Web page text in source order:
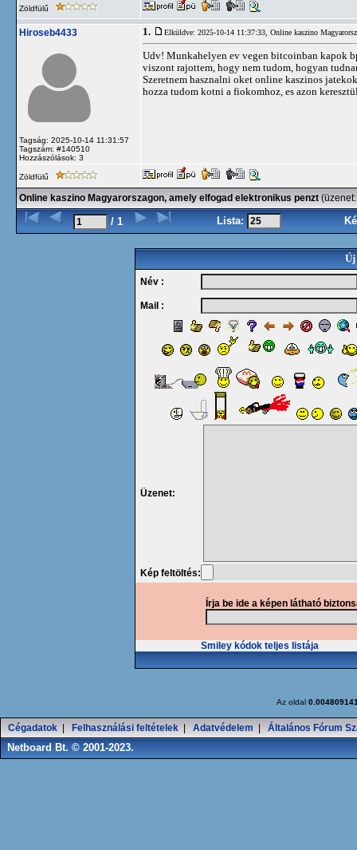
Zöldfülű
Hiroseb4433
Tagság: 2025-10-14 11:31:57
Tagszám: #140510
Hozzászólások: 3
1. Elküldve: 2025-10-14 11:37:33, Online kaszino
Udv! Munkahelyen ev vegen bitcoinban kapok
viszont rajottem, hogy nem tudom, hogyan
Szeretnem hasznalni oket online kaszinos
hozza tudom kotni a fiokomhoz, es azon
Zöldfülű
Online kaszino Magyarorszagon, amely elfogad elektronikus penzt
/ 1 Lista:
Új
Név :
Mail :
Üzenet:
Kép feltöltés:
Írja be ide a képen látható
Smiley kódok teljes listája
Az oldal
Cégadatok Felhasználási feltételek Adatvédelem Általános Fórum
Netboard Bt. © 2001-2023.